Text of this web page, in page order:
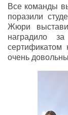
Все команды
поразили
Жюри
наградило за
сертификатом
очень